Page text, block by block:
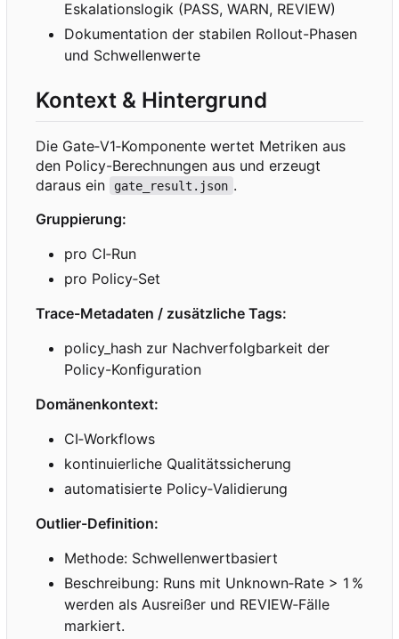
Eskalationslogik (PASS, WARN, REVIEW)
Dokumentation der stabilen Rollout-Phasen
und Schwellenwerte
Kontext & Hintergrund
Die Gate‑V1‑Komponente wertet Metriken aus
den Policy-Berechnungen aus und erzeugt
daraus ein
gate_result.json .
Gruppierung:
pro CI‑Run
pro Policy‑Set
Trace-Metadaten / zusätzliche Tags:
policy_hash zur Nachverfolgbarkeit der
Policy-Konfiguration
Domänenkontext:
CI‑Workflows
kontinuierliche Qualitätssicherung
automatisierte Policy‑Validierung
Outlier-Definition:
Methode: Schwellenwertbasiert
Beschreibung: Runs mit Unknown‑Rate > 1 %
werden als Ausreißer und REVIEW‑Fälle
markiert.